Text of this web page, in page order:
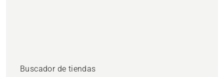
Buscador de tiendas